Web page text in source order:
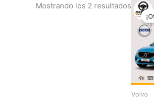
Mostrando los 2 resultados
Volvo